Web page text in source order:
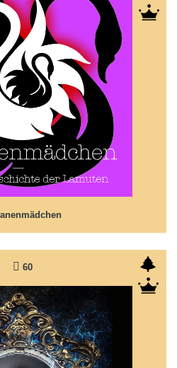
aus Sibirien...
60